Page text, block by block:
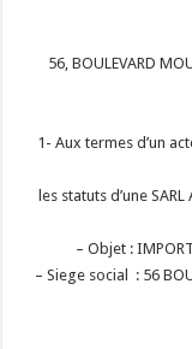
56, BOULEVARD
1- Aux termes d’un
les statuts d’une
– Objet :
– Siege social : 56